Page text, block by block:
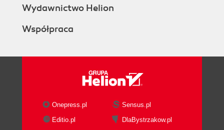
Synonymous terms
What Is a Model?
Tools
Challenges
Conclusion
3. Managing Domain Complexity
Wydawnictwo Helion
Współpraca
Onepress.pl
Sensus.pl
Editio.pl
DlaBystrzakow.pl